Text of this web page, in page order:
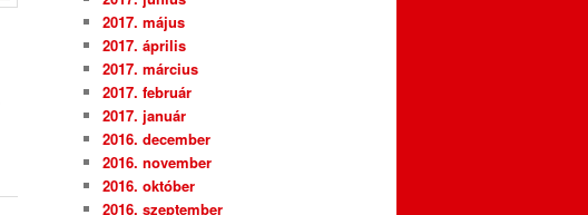
2017. május
2017. április
2017. március
2017. február
2017. január
2016. december
2016. november
2016. október
2016. szeptember